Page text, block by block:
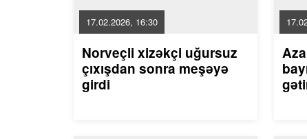
17.02.2026, 16:30
Norveçli xizəkçi uğursuz
çıxışdan sonra meşəyə
girdi